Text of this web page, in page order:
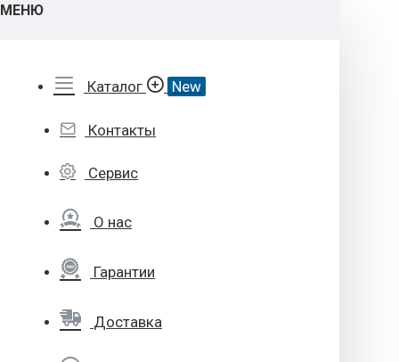
МЕНЮ
Каталог New
Контакты
Сервис
О нас
Гарантии
Доставка